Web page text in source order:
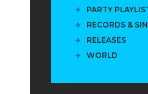
PARTY
RECORDS &
RELEASES
WORLD